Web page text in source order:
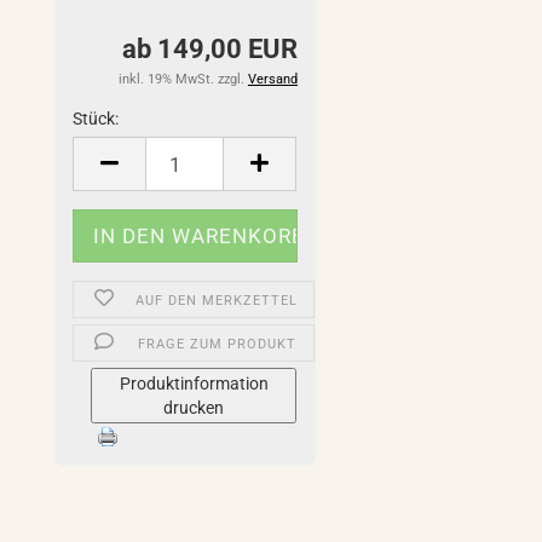
ab 149,00 EUR
inkl. 19% MwSt. zzgl. Versand
Stück:
Stück
AUF DEN MERKZETTEL
FRAGE ZUM PRODUKT
Produktinformation
drucken